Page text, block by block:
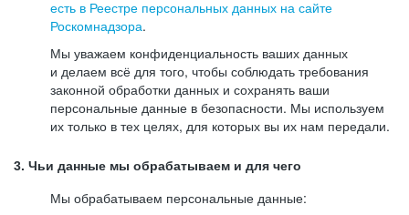
есть в Реестре персональных данных на сайте
Роскомнадзора.
Мы уважаем конфиденциальность ваших данных
и делаем всё для того, чтобы соблюдать требования
законной обработки данных и сохранять ваши
персональные данные в безопасности. Мы используем
их только в тех целях, для которых вы их нам передали.
3. Чьи данные мы обрабатываем и для чего
Мы обрабатываем персональные данные: